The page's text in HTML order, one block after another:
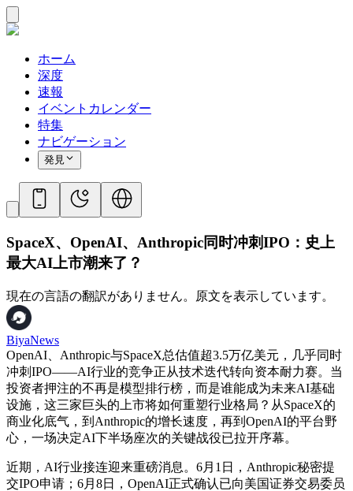
ホーム
深度
速報
イベントカレンダー
特集
ナビゲーション
発見
SpaceX、OpenAI、Anthropic同时冲刺IPO：史上
最大AI上市潮来了？
現在の言語の翻訳がありません。原文を表示しています。
BiyaNews
OpenAI、Anthropic与SpaceX总估值超3.5万亿美元，几乎同时
冲刺IPO——AI行业的竞争正从技术迭代转向资本耐力赛。当
投资者押注的不再是模型排行榜，而是谁能成为未来AI基础
设施，这三家巨头的上市将如何重塑行业格局？从SpaceX的
商业化底气，到Anthropic的增长速度，再到OpenAI的平台野
心，一场决定AI下半场座次的关键战役已拉开序幕。
近期，AI行业接连迎来重磅消息。6月1日，Anthropic秘密提
交IPO申请；6月8日，OpenAI正式确认已向美国证券交易委员